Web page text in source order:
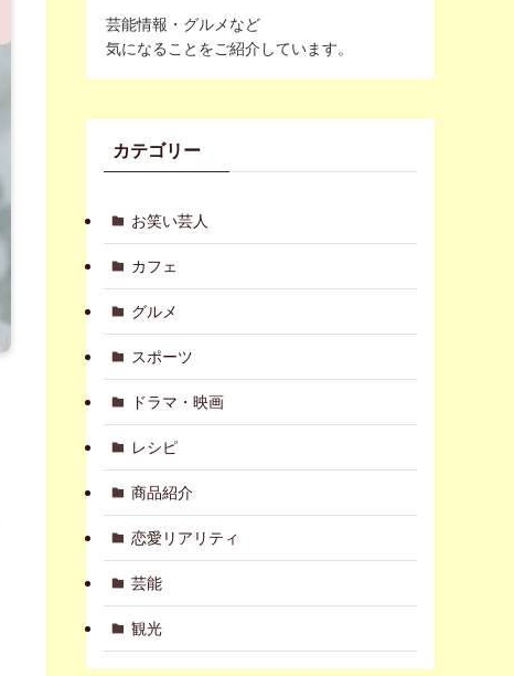
芸能情報・グルメなど
気になることをご紹介しています。
カテゴリー
お笑い芸人
カフェ
グルメ
スポーツ
ドラマ・映画
レシピ
商品紹介
恋愛リアリティ
芸能
観光